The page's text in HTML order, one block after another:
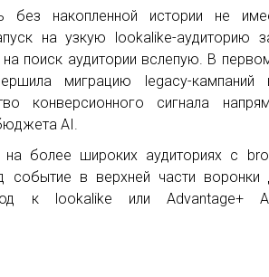
без накопленной истории не
на узкую lookalike-аудиторию
поиск аудитории вслепую. В
миграцию legacy-кампаний
конверсионного сигнала
AI.
на более широких аудиториях с
событие в верхней части воронки
к lookalike или Advantage+